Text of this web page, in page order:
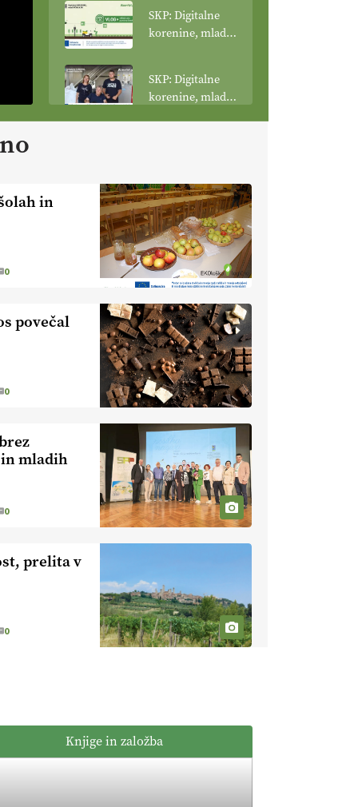
SKP: Digitalne
korenine, mladi
spreminja
podobo
kmetijstva
SKP: Digitalne
korenine, mladi
je res varnejša?
EKOloško =
logično:
vinogradniško in
vinarsko
posestvo
EKOloško =
logično: ekološka
kmetija KURNIK
EKOloško =
logično: ekološka
kmetija HOMAR
EKOloško =
Ekološko
kmetijstvo brez
škropljenja?
EKOloško =
logično: ekološka
kmetija
ALTENBAHER
EKOloško =
logično:
oljarstvo
MORGAN
EKOloško =
logično: ekološka
kmetija FREŠER
EKIPE
LIGA PRVAKOV:
UKRAJINA vs.
in
0
povečal
0
mladih
0
prelita v
0
Knjige in založba